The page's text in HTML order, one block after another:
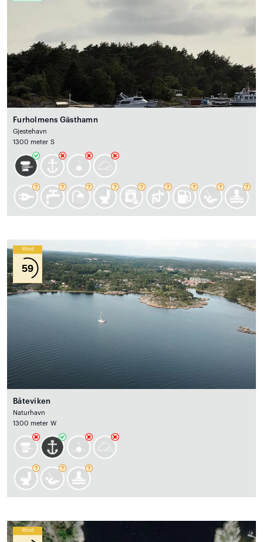
Furholmens Gästhamn
Gjestehavn
1300 meter S
Wind
59
Båteviken
Naturhavn
1300 meter W
Wind